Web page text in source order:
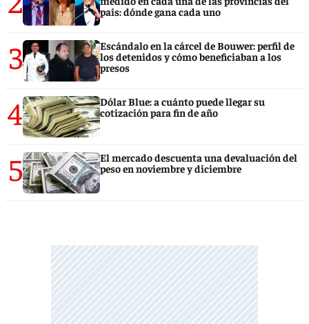
país: dónde gana cada uno
3
Escándalo en la cárcel de Bouwer: perfil de
los detenidos y cómo beneficiaban a los
presos
4
Dólar Blue: a cuánto puede llegar su
cotización para fin de año
5
El mercado descuenta una devaluación del
peso en noviembre y diciembre